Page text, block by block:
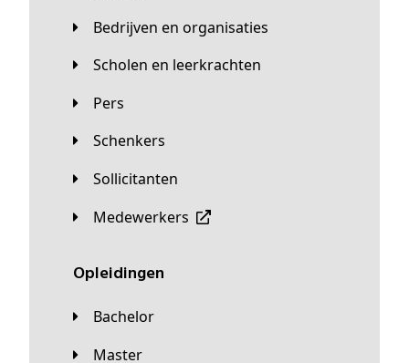
Bedrijven en organisaties
Scholen en leerkrachten
Pers
Schenkers
Sollicitanten
Medewerkers
Opleidingen
Bachelor
Master